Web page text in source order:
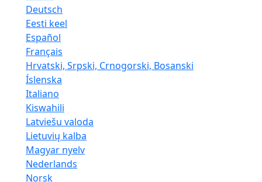
Deutsch
Eesti keel
Español
Français
Hrvatski, Srpski, Crnogorski, Bosanski
Íslenska
Italiano
Kiswahili
Latviešu valoda
Lietuvių kalba
Magyar nyelv
Nederlands
Norsk